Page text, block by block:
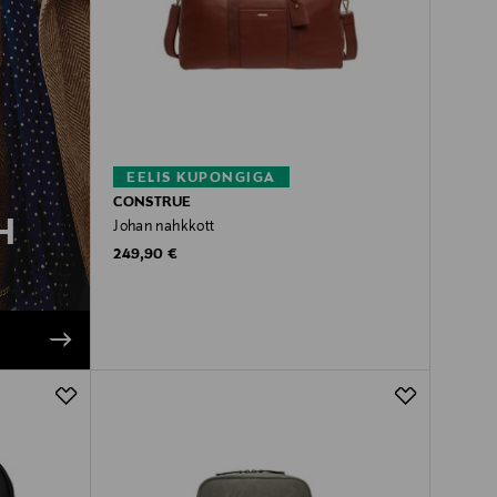
EELIS KUPONGIGA
CONSTRUE
Johan nahkkott
Original Price
249,90 €